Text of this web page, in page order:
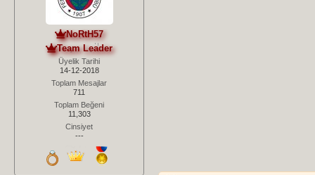
NoRtH57
Team Leader
Üyelik Tarihi
14-12-2018
Toplam Mesajlar
711
Toplam Beğeni
11,303
Cinsiyet
---